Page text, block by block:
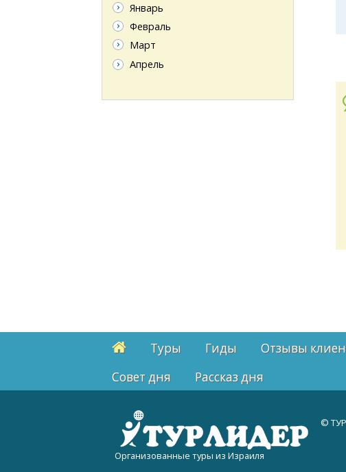
Январь
Февраль
Март
Апрель
Туры Гиды Отзывы
Cовет дня
Рассказ дня
©
Организованные туры из Израиля